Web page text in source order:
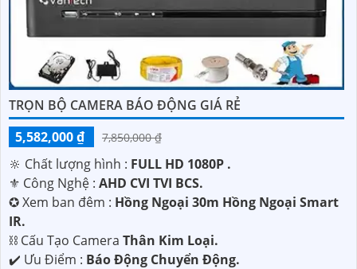
TRỌN BỘ CAMERA BÁO ĐỘNG GIÁ RẺ
5,582,000 ₫
7,850,000 ₫
🔆 Chất lượng hình : FULL HD 1080P .
⚜️ Công Nghệ : AHD CVI TVI BCS.
✪ Xem ban đêm : Hồng Ngoại 30m Hồng Ngoại Smart
IR.
⛓ Cấu Tạo Camera Thân Kim Loại.
️✔️ Ưu Điểm : Báo Động Chuyển Động.